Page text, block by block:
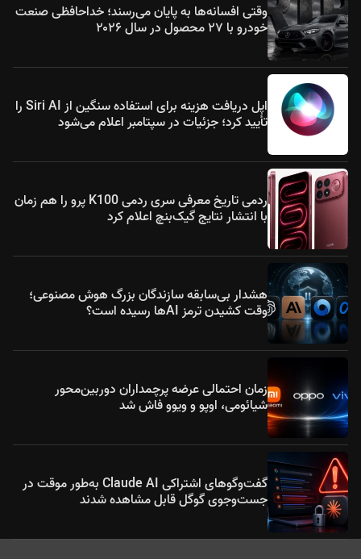
وقتی افسانه‌ها به پایان می‌رسند؛ خداحافظی صنعت
خودرو با ۲۷ محصول در سال ۲۰۲۶
اپل دریافت هزینه برای استفاده سنگین از Siri AI را
تأیید کرد؛ جزئیات در سپتامبر اعلام می‌شود
ردمی تاریخ معرفی سری ردمی K100 پرو را هم زمان
با انتشار نتایج گیک‌بنچ اعلام کرد
هشدار بی‌سابقه سازندگان بزرگ هوش مصنوعی؛
وقت کشیدن ترمز AIها رسیده است؟
زمان احتمالی عرضه پرچمداران دوربین‌محور
شیائومی، اوپو و ویوو فاش شد
گفت‌وگوهای اشتراکی Claude AI به‌طور موقت در
جست‌وجوی گوگل قابل مشاهده شدند